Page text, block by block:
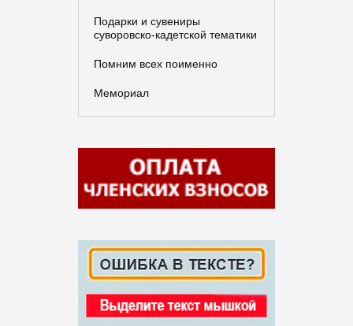
Подарки и сувениры
суворовско-кадетской тематики
Помним всех поименно
Мемориал